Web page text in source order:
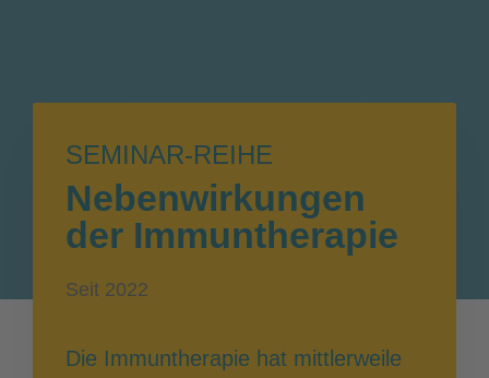
SEMINAR-REIHE
Nebenwirkungen
der Immuntherapie
Seit 2022
Die Immuntherapie hat mittlerweile